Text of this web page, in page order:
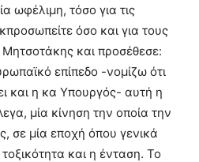
ωφέλιμη, τόσο για τις
όσο και για τους
και προσέθεσε:
επίπεδο -νομίζω ότι
και η κα Υπουργός- αυτή η
μία κίνηση την οποία την
σε μία εποχή όπου γενικά
και η ένταση. Το